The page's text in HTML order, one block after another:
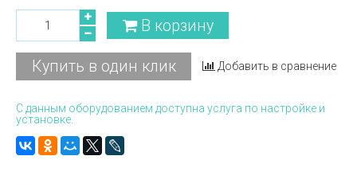
В корзину
Купить в один клик Добавить в сравнение
С данным оборудованием доступна услуга по настройке и
установке.